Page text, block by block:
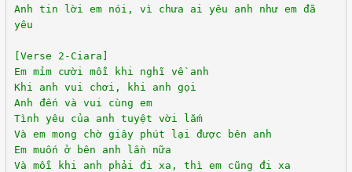
Anh tin lời em nói, vì chưa ai yêu anh như em đã
yêu
[Verse 2-Ciara]
Em mỉm cười mỗi khi nghĩ về anh
Khi anh vui chơi, khi anh gọi
Anh đến và vui cùng em
Tình yêu của anh tuyệt vời lắm
Và em mong chờ giây phút lại được bên anh
Em muốn ở bên anh lần nữa
Và mỗi khi anh phải đi xa, thì em cũng đi xa